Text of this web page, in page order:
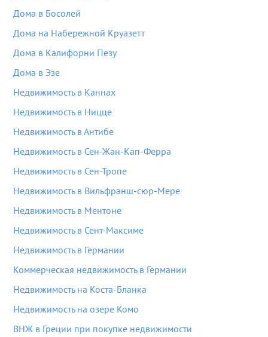
Дома в Босолей
Дома на Набережной Круазетт
Дома в Калифорни Пезу
Дома в Эзе
Недвижимость в Каннах
Недвижимость в Ницце
Недвижимость в Антибе
Недвижимость в Сен-Жан-Кап-Ферра
Недвижимость в Сен-Тропе
Недвижимость в Вильфранш-сюр-Мере
Недвижимость в Ментоне
Недвижимость в Сент-Максиме
Недвижимость в Германии
Коммерческая недвижимость в Германии
Недвижимость на Коста-Бланка
Недвижимость на озере Комо
ВНЖ в Греции при покупке недвижимости